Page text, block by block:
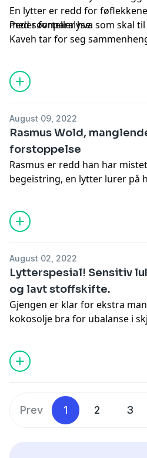
En lytter er redd for
med søvnparalyse.
Peder forteller hva som skal
Kaveh tar for seg
August 09, 2022
Rasmus Wold,
forstoppelse
Rasmus er redd han har
begeistring, en lytter lurer på
forstoppet på reise og Peder
når han utforsker påstanden
enn kvinner i sjakk.
Hør
August 02, 2022
Lytterspesial! Sensitiv
og lavt stoffskifte.
Gjengen er klar for ekstra
kokosolje bra for ubalanse i
dysmorfofobi, og hvordan
hjernen når man får
symptombildet til lavt
klemming.
Prev 1 2 3